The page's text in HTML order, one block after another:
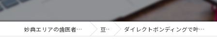
妙典エリアの歯医者なら妙典歯科Nクリニック 豆知識 ダイレクトボンディングで叶える自然な笑顔と持続する安心感